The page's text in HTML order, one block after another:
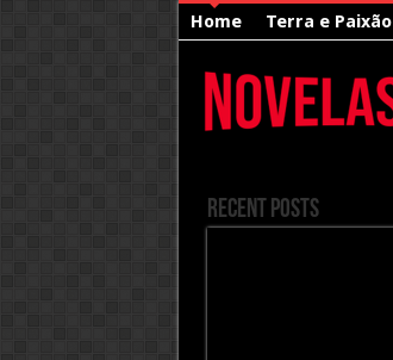
Home Terra e Paixão
Recent Posts